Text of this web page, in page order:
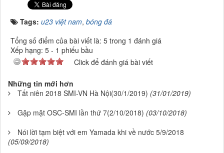
Tags: u23 việt nam, bóng đá
Tổng số điểm của bài viết là: 5 trong 1 đánh giá
Xếp hạng: 5 - 1 phiếu bầu
Click để đánh giá bài viết
Những tin mới hơn
Tất niên 2018 SMI-VN Hà Nội(30/1/2019) (31/01/2019)
Gặp mặt OSC-SMI lần thứ 7(2/10/2018) (03/10/2018)
Nói lời tạm biệt với em Yamada khi về nước 5/9/2018
(05/09/2018)